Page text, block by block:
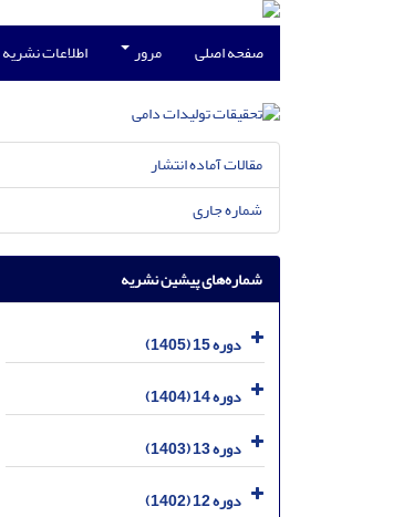
صفحه اصلی مرور اطلاعات نشریه
مقالات آماده انتشار
شماره جاری
شماره‌های پیشین نشریه
دوره 15 (1405)
دوره 14 (1404)
دوره 13 (1403)
دوره 12 (1402)